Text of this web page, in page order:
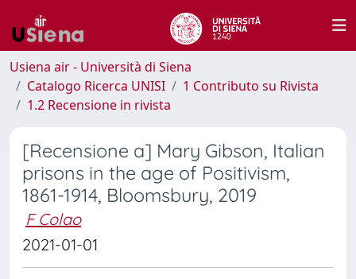
Usiena air - Università di Siena
Catalogo Ricerca UNISI
1 Contributo su Rivista
1.2 Recensione in rivista
[Recensione a] Mary Gibson, Italian
prisons in the age of Positivism,
1861-1914, Bloomsbury, 2019
F Colao
2021-01-01